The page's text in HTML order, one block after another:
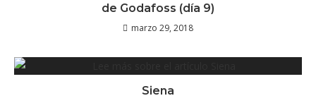
de Godafoss (día 9)
marzo 29, 2018
Siena